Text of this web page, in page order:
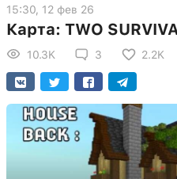
15:30, 12 фев 26
Карта: TWO
10.3K 3 2.2K